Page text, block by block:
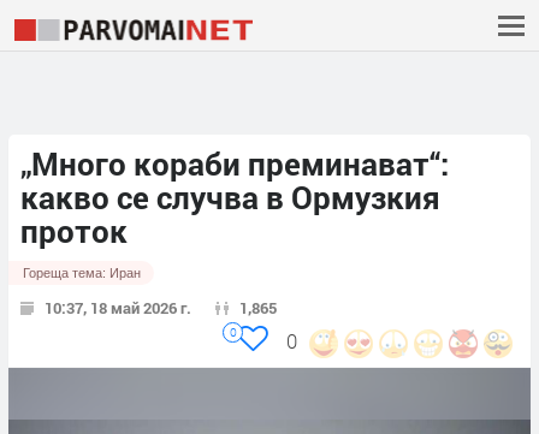
„Много кораби преминават“:
какво се случва в Ормузкия
проток
Гореща тема: Иран
10:37, 18 май 2026 г. 1,865
0
0